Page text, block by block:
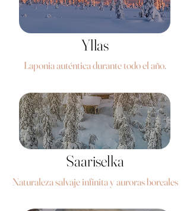
Yllas
Naturaleza salvaje infinita y auroras boreales
Laponia auténtica durante todo el año.
Saariselka
Yllas